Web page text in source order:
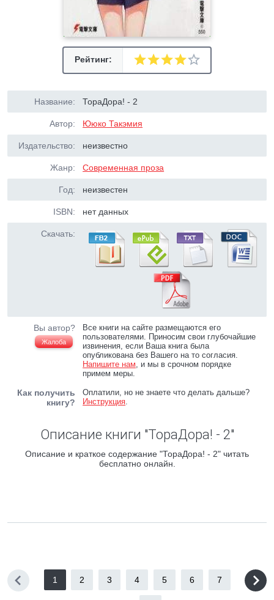
Рейтинг:
Название: ТораДора! - 2
Автор: Ююко Такэмия
Издательство: неизвестно
Жанр: Современная проза
Год: неизвестен
ISBN: нет данных
Скачать:
Вы автор?
Жалоба
Все книги на сайте размещаются его
пользователями. Приносим свои глубочайшие
извинения, если Ваша книга была
опубликована без Вашего на то согласия.
Напишите нам, и мы в срочном порядке
примем меры.
Как получить
книгу?
Оплатили, но не знаете что делать дальше?
Инструкция.
Описание книги "ТораДора! - 2"
Описание и краткое содержание "ТораДора! - 2" читать
бесплатно онлайн.
1 2 3 4 5 6 7